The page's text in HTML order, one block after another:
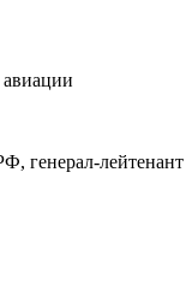
генерал-лейтенант